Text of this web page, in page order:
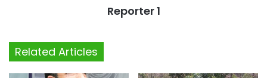
Reporter 1
Related Articles